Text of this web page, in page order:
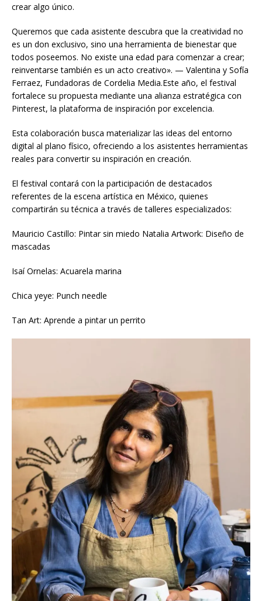
crear algo único.
Queremos que cada asistente descubra que la creatividad no
es un don exclusivo, sino una herramienta de bienestar que
todos poseemos. No existe una edad para comenzar a crear;
reinventarse también es un acto creativo». — Valentina y Sofía
Ferraez, Fundadoras de Cordelia Media.Este año, el festival
fortalece su propuesta mediante una alianza estratégica con
Pinterest, la plataforma de inspiración por excelencia.
Esta colaboración busca materializar las ideas del entorno
digital al plano físico, ofreciendo a los asistentes herramientas
reales para convertir su inspiración en creación.
El festival contará con la participación de destacados
referentes de la escena artística en México, quienes
compartirán su técnica a través de talleres especializados:
Mauricio Castillo: Pintar sin miedo Natalia Artwork: Diseño de
mascadas
Isaí Ornelas: Acuarela marina
Chica yeye: Punch needle
Tan Art: Aprende a pintar un perrito